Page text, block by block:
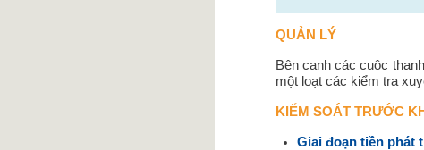
QUẢN LÝ
Bên cạnh các cuộc
một loạt các kiểm tra
KIỂM SOÁT TRƯỚC
Giai đoạn tiền phát